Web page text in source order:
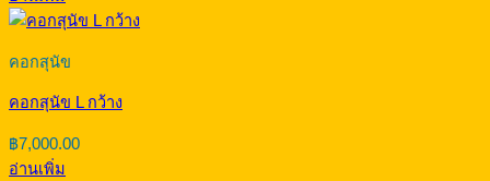
คอกสุนัข
คอกสุนัข L กว้าง
฿7,000.00
อ่านเพิ่ม